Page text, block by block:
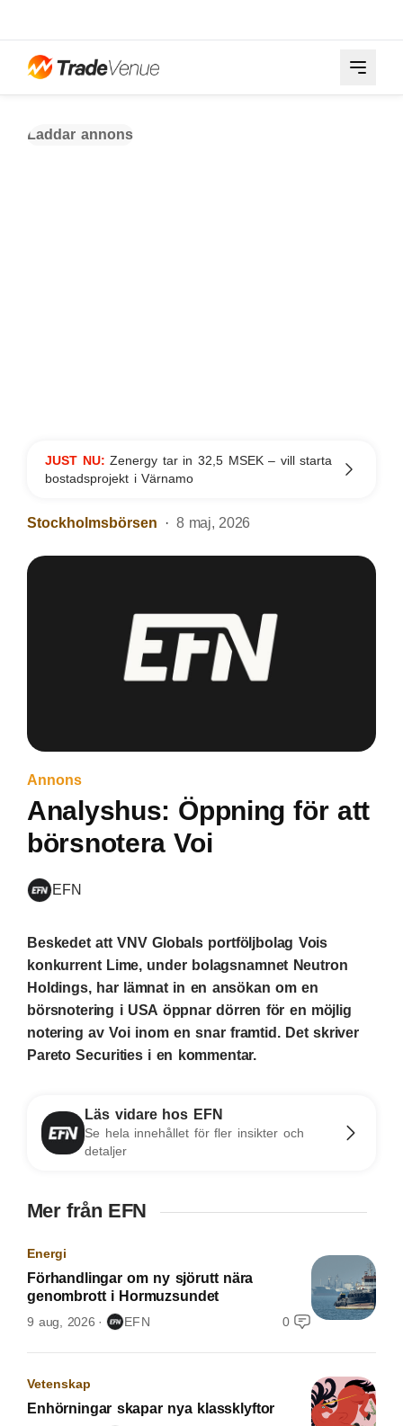
Laddar annons
JUST NU:Zenergy tar in 32,5 MSEK – vill starta
bostadsprojekt i Värnamo
Stockholmsbörsen 8 maj, 2026
Annons
Analyshus: Öppning för att
börsnotera Voi
EFN
Beskedet att VNV Globals portföljbolag Vois
konkurrent Lime, under bolagsnamnet Neutron
Holdings, har lämnat in en ansökan om en
börsnotering i USA öppnar dörren för en möjlig
notering av Voi inom en snar framtid. Det skriver
Pareto Securities i en kommentar.
Läs vidare hos EFN
Se hela innehållet för fler insikter och
detaljer
Mer från EFN
Energi
Förhandlingar om ny sjörutt nära
genombrott i Hormuzsundet
9 aug, 2026 EFN 0
Vetenskap
Enhörningar skapar nya klassklyftor